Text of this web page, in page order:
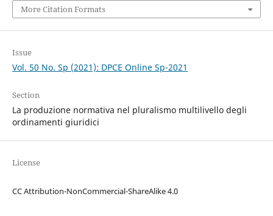
More Citation Formats
Issue
Vol. 50 No. Sp (2021): DPCE Online Sp-2021
Section
La produzione normativa nel pluralismo multilivello degli
ordinamenti giuridici
License
CC Attribution-NonCommercial-ShareAlike 4.0